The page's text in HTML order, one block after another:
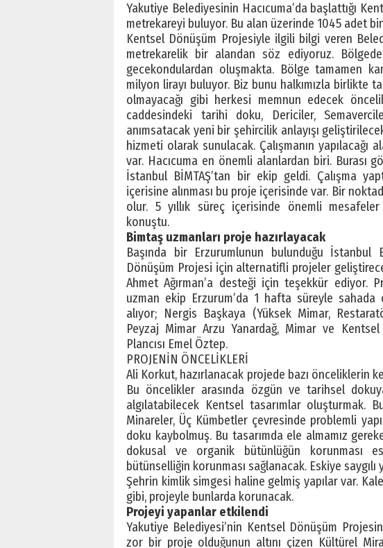
Yakutiye Belediyesinin Hacıcuma’da başlattığı
metrekareyi buluyor. Bu alan üzerinde 1045 adet
Kentsel Dönüşüm Projesiyle ilgili bilgi veren
metrekarelik bir alandan söz ediyoruz.
gecekondulardan oluşmakta. Bölge tamamen
milyon lirayı buluyor. Biz bunu halkımızla birlikte
olmayacağı gibi herkesi memnun edecek
caddesindeki tarihi doku, Dericiler,
anımsatacak yeni bir şehircilik anlayışı
hizmeti olarak sunulacak. Çalışmanın
var. Hacıcuma en önemli alanlardan biri. Burası
İstanbul BİMTAŞ’tan bir ekip geldi. Çalışma
içerisine alınması bu proje içerisinde var. Bir
olur. 5 yıllık süreç içerisinde önemli
konuştu.
Bimtaş uzmanları proje hazırlayacak
Başında bir Erzurumlunun bulunduğu İstanbul
Dönüşüm Projesi için alternatifli projeler
Ahmet Ağırman’a desteği için teşekkür ediyor.
uzman ekip Erzurum’da 1 hafta süreyle sahada
alıyor; Nergis Başkaya (Yüksek Mimar,
Peyzaj Mimar Arzu Yanardağ, Mimar ve
Plancısı Emel Öztep.
PROJENİN ÖNCELİKLERİ
Ali Korkut, hazırlanacak projede bazı önceliklerin
Bu öncelikler arasında özgün ve tarihsel
algılatabilecek Kentsel tasarımlar oluşturmak.
Minareler, Üç Kümbetler çevresinde problemli
doku kaybolmuş. Bu tasarımda ele almamız
dokusal ve organik bütünlüğün korunması
bütünselliğin korunması sağlanacak. Eskiye saygılı
Şehrin kimlik simgesi haline gelmiş yapılar var.
gibi, projeyle bunlarda korunacak.
Projeyi yapanlar etkilendi
Yakutiye Belediyesi’nin Kentsel Dönüşüm
zor bir proje olduğunun altını çizen Kültürel